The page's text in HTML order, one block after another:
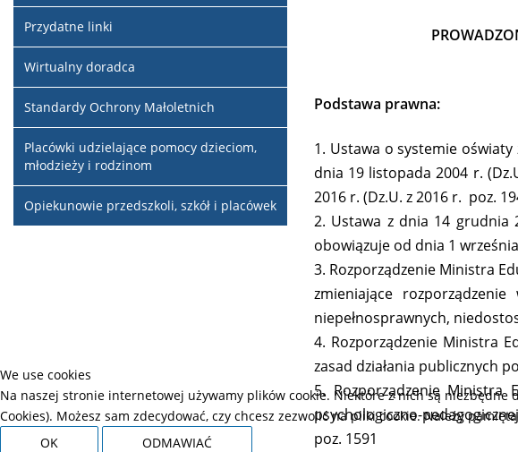
Podstawa prawna:
1. Ustawa o systemie
dnia 19 listopada 2004 r.
2016 r. (Dz.U. z 2016 r. poz.
2. Ustawa z dnia 14 grudnia
obowiązuje od dnia 1
3. Rozporządzenie Ministra
zmieniające
niepełnosprawnych,
4. Rozporządzenie Ministra
zasad działania publicznych
5. Rozporządzenie
psychologiczno-
poz. 1591
Przydatne linki
Wirtualny doradca
Standardy Ochrony Małoletnich
Placówki udzielające pomocy dzieciom,
młodzieży i rodzinom
Opiekunowie przedszkoli, szkół i placówek
We use cookies
Na naszej stronie internetowej używamy plików cookie. Niektóre z nich są
Cookies). Możesz sam zdecydować, czy chcesz zezwolić na pliki cookie. Należy
OK
ODMAWIAĆ